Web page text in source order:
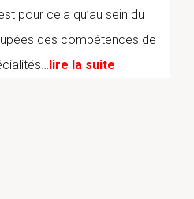
pour cela qu’au sein du
des compétences de
lire la suite